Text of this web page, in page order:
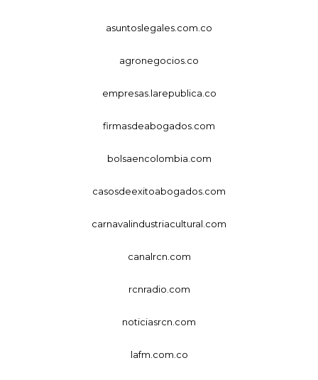
asuntoslegales.com.co
agronegocios.co
empresas.larepublica.co
firmasdeabogados.com
bolsaencolombia.com
casosdeexitoabogados.com
carnavalindustriacultural.com
canalrcn.com
rcnradio.com
noticiasrcn.com
lafm.com.co